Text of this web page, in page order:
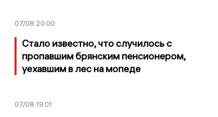
07/08 20:00
Стало известно, что случилось с
пропавшим брянским пенсионером,
уехавшим в лес на мопеде
07/08 19:01